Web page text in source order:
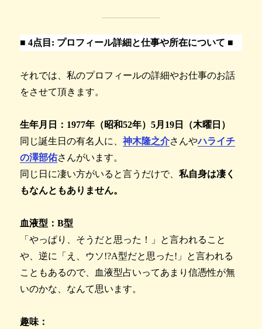
■4点目: プロフィール詳細と仕事や所在について ■
それでは、私のプロフィールの詳細やお仕事のお話
をさせて頂きます。
生年月日：1977年（昭和52年）5月19日（木曜日）
同じ誕生日の有名人に、神木隆之介さんやハライチ
の澤部佑さんがいます。
同じ日に凄い方がいると言うだけで、私自身は凄く
もなんともありません。
血液型：B型
「やっぱり、そうだと思った！」と言われること
や、逆に「え、ウソ!?A型だと思った!」と言われる
こともあるので、血液型占いってあまり信憑性が無
いのかな、なんて思います。
趣味：